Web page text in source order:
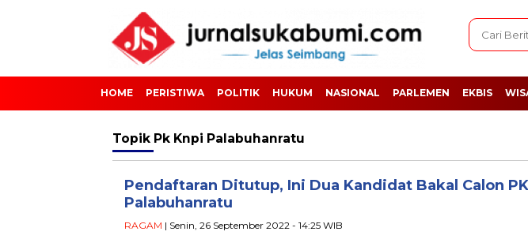
HOME PERISTIWA POLITIK HUKUM NASIONAL PARLEMEN EKBIS
Topik Pk Knpi Palabuhanratu
Pendaftaran Ditutup, Ini Dua Kandidat Bakal Calon
Palabuhanratu
RAGAM | Senin, 26 September 2022 - 14:25 WIB